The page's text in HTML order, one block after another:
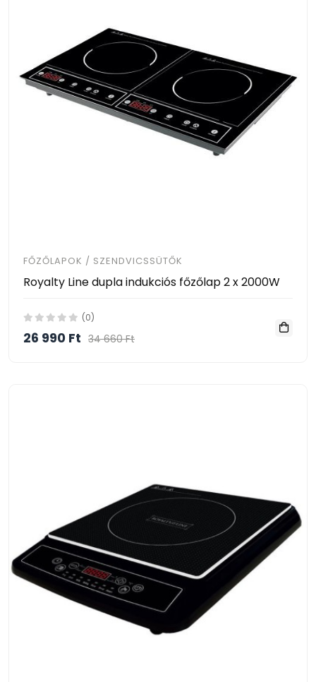
FŐZŐLAPOK / SZENDVICSSÜTŐK
Royalty Line dupla indukciós főzőlap 2 x 2000W
(0)
26 990 Ft 34 660 Ft